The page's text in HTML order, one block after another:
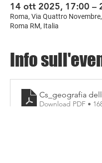
14 ott 2025, 17:00 –
Roma, Via Quattro
Roma RM, Italia
Info
Cs_geografia
Download PDF •